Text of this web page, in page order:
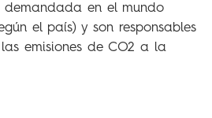
demandada en el mundo
el país) y son responsables
emisiones de CO2 a la